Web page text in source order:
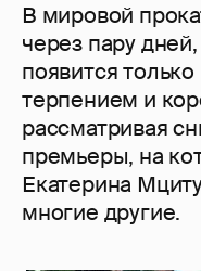
В мировой
через пару
появится
терпением и
рассматривая
премьеры, на
Екатерина
многие другие.